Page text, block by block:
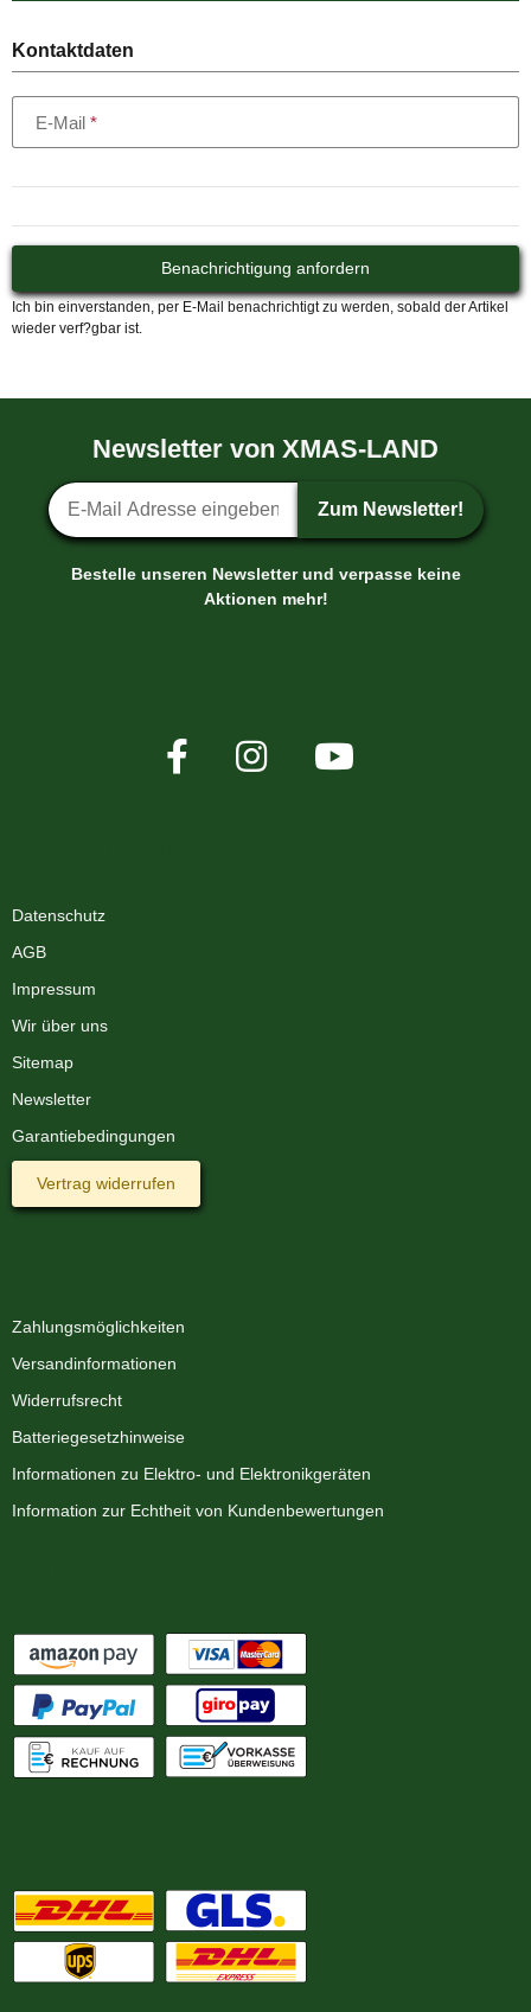
Kontaktdaten
E-Mail
Benachrichtigung anfordern
Ich bin einverstanden, per E-Mail benachrichtigt zu werden, sobald der Artikel
wieder verf?gbar ist.
Newsletter von XMAS-LAND
Newsletter-Anmeldung
Zum Newsletter!
Bestelle unseren Newsletter und verpasse keine
Aktionen mehr!
Datenschutz
AGB
Impressum
Wir über uns
Sitemap
Newsletter
Garantiebedingungen
Vertrag widerrufen
Zahlungsmöglichkeiten
Versandinformationen
Widerrufsrecht
Batteriegesetzhinweise
Informationen zu Elektro- und Elektronikgeräten
Information zur Echtheit von Kundenbewertungen